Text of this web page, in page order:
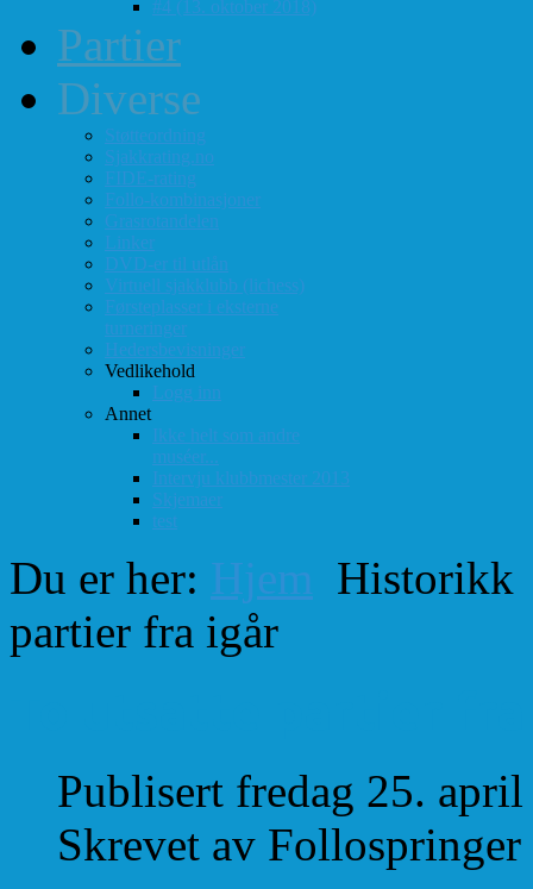
#4 (13. oktober 2018)
Partier
Diverse
Støtteordning
Sjakkrating.no
FIDE-rating
Follo-kombinasjoner
Grasrotandelen
Linker
DVD-er til utlån
Virtuell sjakklubb (lichess)
Førsteplasser i eksterne
turneringer
Hedersbevisninger
Vedlikehold
Logg inn
Annet
Ikke helt som andre
muséer...
Intervju klubbmester 2013
Skjemaer
test
Du er her: Hjem Historikk
partier fra igår
Publisert fredag 25.
Skrevet av Follospringer